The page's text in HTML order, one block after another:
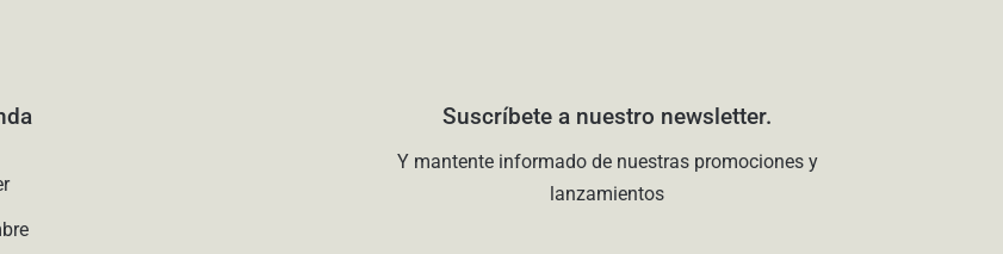
Suscríbete a nuestro newsletter.
Y mantente informado de nuestras promociones y
lanzamientos